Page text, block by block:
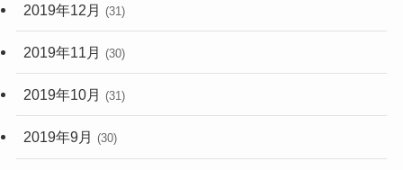
2019年12月 (31)
2019年11月 (30)
2019年10月 (31)
2019年9月 (30)